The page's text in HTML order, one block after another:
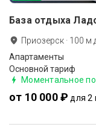
База отдыха
Приозерск · 100 м
Апартаменты
Основной тариф
Моментальное
от 10 000 ₽ для 2